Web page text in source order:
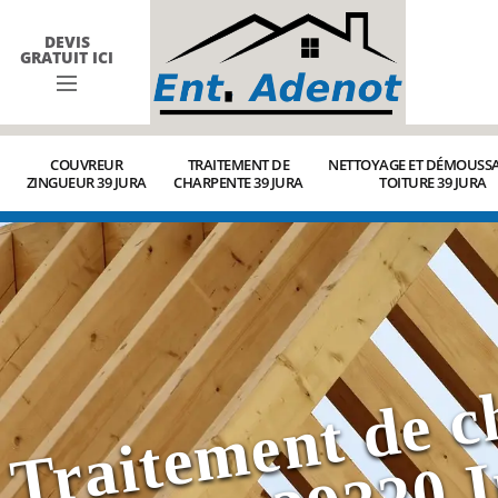
DEVIS
GRATUIT ICI
COUVREUR
ZINGUEUR 39 JURA
TRAITEMENT DE
CHARPENTE 39 JURA
NETTOYAGE ET
TOITURE 39 JURA